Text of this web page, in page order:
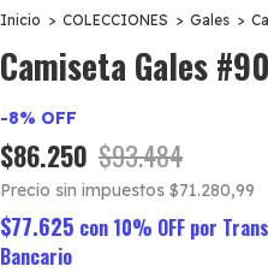
Inicio > COLECCIONES > Gales >
Camiseta Gales
-8% OFF
$86.250 $93.484
Precio sin impuestos $71.280,99
$77.625 con 10% OFF por
Bancario